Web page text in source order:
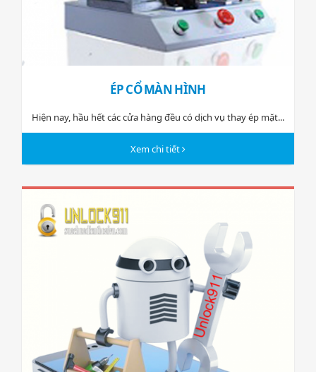
ÉP CỔ MÀN HÌNH
Hiện nay, hầu hết các cửa hàng đều có dịch vụ thay ép mặt...
Xem chi tiết